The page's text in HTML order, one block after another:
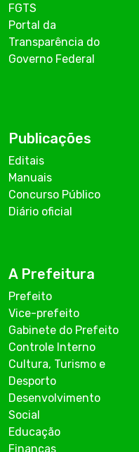
FGTS
Portal da
Transparência do
Governo Federal
Publicações
Editais
Manuais
Concurso Público
Diário oficial
A Prefeitura
Prefeito
Vice-prefeito
Gabinete do Prefeito
Controle Interno
Cultura, Turismo e
Desporto
Desenvolvimento
Social
Educação
Finanças